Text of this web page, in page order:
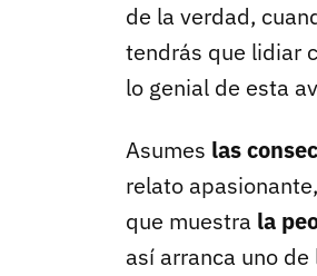
de la verdad,
tendrás que lidiar
lo genial de esta
Asumes las
relato
que muestra la
así arranca uno de